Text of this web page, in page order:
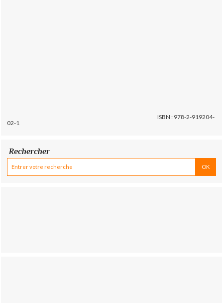
ISBN : 978-2-919204-
02-1
Rechercher